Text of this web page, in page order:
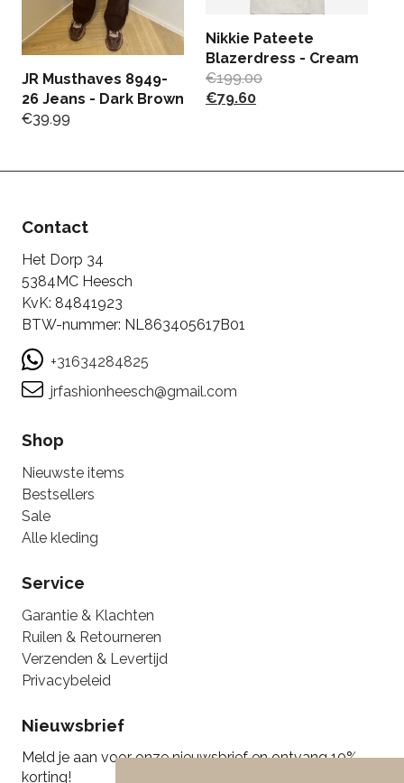
JR Musthaves 8949-
26 Jeans - Dark Brown
€39.99
Nikkie Pateete
Blazerdress - Cream
€199.00
€79.60
Contact
Het Dorp 34
5384MC Heesch
KvK: 84841923
BTW-nummer: NL863405617B01
+31634284825
jrfashionheesch@gmail.com
Shop
Nieuwste items
Bestsellers
Sale
Alle kleding
Service
Garantie & Klachten
Ruilen & Retourneren
Verzenden & Levertijd
Privacybeleid
Nieuwsbrief
Meld je aan voor onze nieuwsbrief en ontvang 10%
korting!